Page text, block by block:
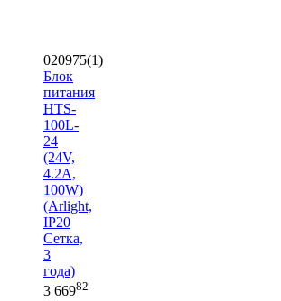
020975(1)
Блок
питания
HTS-
100L-
24
(24V,
4.2A,
100W)
(Arlight,
IP20
Сетка,
3
года)
3 66982